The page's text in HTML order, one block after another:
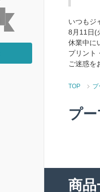
いつもジ
8月11日(
休業中に
プリント
ご迷惑を
TOP プ
プ
商品